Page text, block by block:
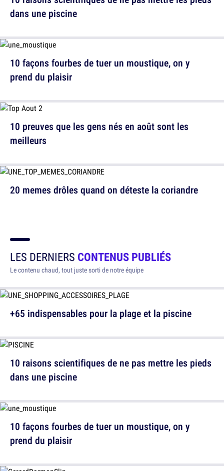
10 façons fourbes de tuer un moustique, on y
prend du plaisir
20 memes drôles quand on déteste la coriandre
dans une piscine
10 preuves que les gens nés en août sont les
meilleurs
LES DERNIERS CONTENUS PUBLIÉS
Le contenu chaud, tout juste sorti de notre équipe
+65 indispensables pour la plage et la piscine
10 façons fourbes de tuer un moustique, on y
prend du plaisir
10 raisons scientifiques de ne pas mettre les pieds
dans une piscine